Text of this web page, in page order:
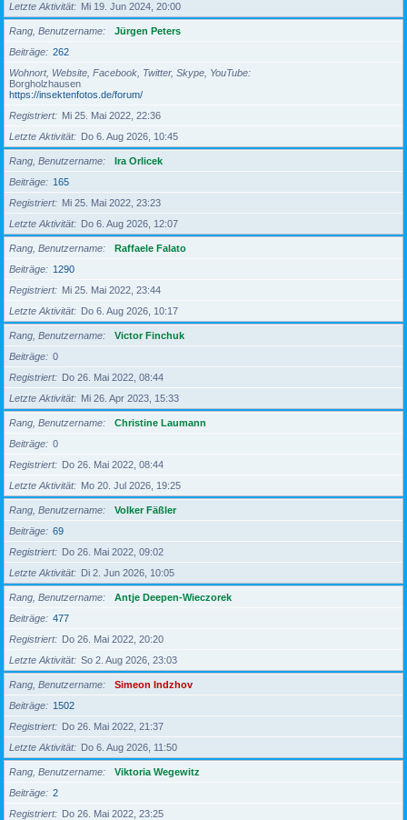
Letzte Aktivität
Mi 19. Jun 2024, 20:00
Rang, Benutzername
Jürgen Peters
Beiträge
262
Wohnort, Website, Facebook, Twitter, Skype, YouTube
Borgholzhausen
https://insektenfotos.de/forum/
Registriert
Mi 25. Mai 2022, 22:36
Letzte Aktivität
Do 6. Aug 2026, 10:45
Rang, Benutzername
Ira Orlicek
Beiträge
165
Registriert
Mi 25. Mai 2022, 23:23
Letzte Aktivität
Do 6. Aug 2026, 12:07
Rang, Benutzername
Raffaele Falato
Beiträge
1290
Registriert
Mi 25. Mai 2022, 23:44
Letzte Aktivität
Do 6. Aug 2026, 10:17
Rang, Benutzername
Victor Finchuk
Beiträge
0
Registriert
Do 26. Mai 2022, 08:44
Letzte Aktivität
Mi 26. Apr 2023, 15:33
Rang, Benutzername
Christine Laumann
Beiträge
0
Registriert
Do 26. Mai 2022, 08:44
Letzte Aktivität
Mo 20. Jul 2026, 19:25
Rang, Benutzername
Volker Fäßler
Beiträge
69
Registriert
Do 26. Mai 2022, 09:02
Letzte Aktivität
Di 2. Jun 2026, 10:05
Rang, Benutzername
Antje Deepen-Wieczorek
Beiträge
477
Registriert
Do 26. Mai 2022, 20:20
Letzte Aktivität
So 2. Aug 2026, 23:03
Rang, Benutzername
Simeon Indzhov
Beiträge
1502
Registriert
Do 26. Mai 2022, 21:37
Letzte Aktivität
Do 6. Aug 2026, 11:50
Rang, Benutzername
Viktoria Wegewitz
Beiträge
2
Registriert
Do 26. Mai 2022, 23:25